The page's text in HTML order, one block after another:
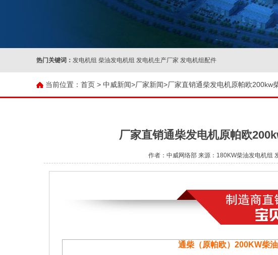
热门关键词： 发电机组 柴油发电机组 发电机生产厂家 发电机组配件
当前位置： 首页 > 中威新闻>厂家新闻>厂家直销通柴发电机原帕欧200kw
厂家直销通柴发电机原帕欧
作者：中威网络部 来源：180KW柴油发电机组
通柴（原帕欧） 200KW柴